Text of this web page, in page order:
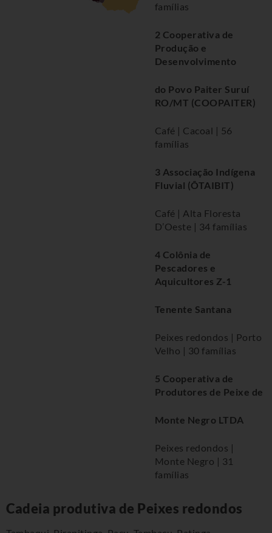
famílias
2 Cooperativa de
Produção e
Desenvolvimento
do Povo Paiter Suruí
RO/MT (COOPAITER)
Café | Cacoal | 56
famílias
3 Associação Indígena
Fluvial (ÕTAIBIT)
Café | Alta Floresta
D’Oeste | 34 famílias
4 Colônia de
Pescadores e
Aquicultores Z-1
Tenente Santana
Peixes redondos | Porto
Velho | 30 famílias
5 Cooperativa de
Produtores de Peixe de
Monte Negro LTDA
Peixes redondos |
Monte Negro | 31
famílias
Cadeia produtiva de Peixes redondos